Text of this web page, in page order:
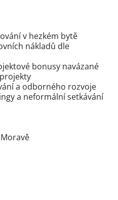
v hezkém bytě
nákladů dle
bonusy navázané
a odborného rozvoje
a neformální setkávání